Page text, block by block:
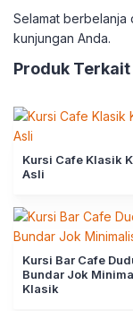
Selamat berbelanja
kunjungan Anda.
Produk Terkait
Kursi Cafe Klasik
Asli
Kursi Bar Cafe
Bundar Jok
Klasik